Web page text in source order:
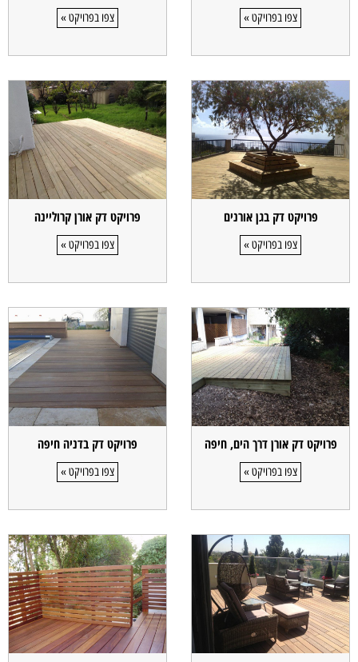
צפו בפרויקט » צפו בפרויקט »
פרויקט דק בגן אורנים
צפו בפרויקט »
פרויקט דק אורן קרוליינה
צפו בפרויקט »
פרויקט דק אורן דרך הים, חיפה
צפו בפרויקט »
פרויקט דק בדניה חיפה
צפו בפרויקט »